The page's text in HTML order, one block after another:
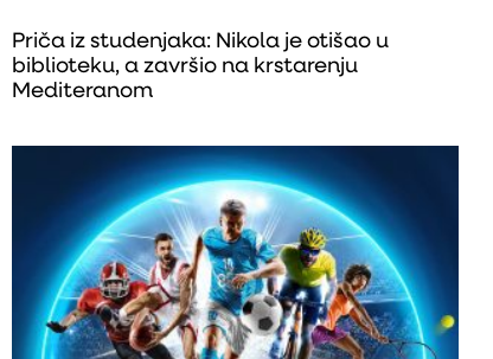
Priča iz studenjaka: Nikola je otišao u
biblioteku, a završio na krstarenju
Mediteranom